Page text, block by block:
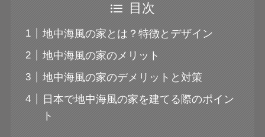
目次
地中海風の家とは？特徴とデザイン
地中海風の家のメリット
地中海風の家のデメリットと対策
日本で地中海風の家を建てる際のポイン
ト